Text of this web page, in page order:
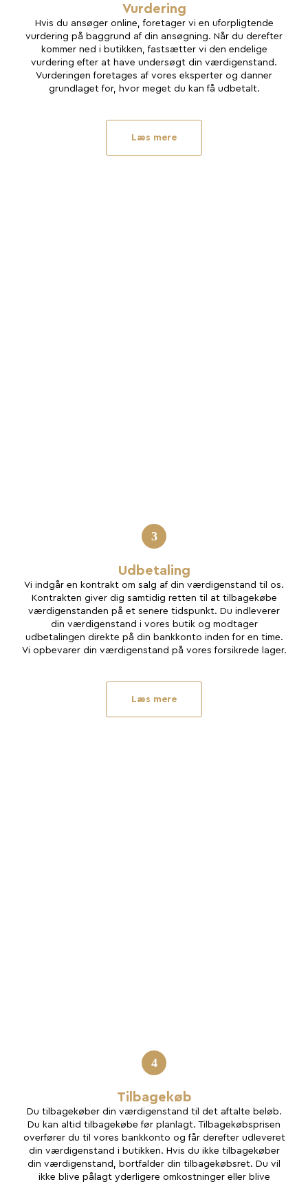
Vurdering
Hvis du ansøger online, foretager vi en uforpligtende
vurdering på baggrund af din ansøgning. Når du derefter
kommer ned i butikken, fastsætter vi den endelige
vurdering efter at have undersøgt din værdigenstand.
Vurderingen foretages af vores eksperter og danner
grundlaget for, hvor meget du kan få udbetalt.
Læs mere
3
Udbetaling
Vi indgår en kontrakt om salg af din værdigenstand til os.
Kontrakten giver dig samtidig retten til at tilbagekøbe
værdigenstanden på et senere tidspunkt. Du indleverer
din værdigenstand i vores butik og modtager
udbetalingen direkte på din bankkonto inden for en time.
Vi opbevarer din værdigenstand på vores forsikrede lager.
Læs mere
4
Tilbagekøb
Du tilbagekøber din værdigenstand til det aftalte beløb.
Du kan altid tilbagekøbe før planlagt. Tilbagekøbsprisen
overfører du til vores bankkonto og får derefter udleveret
din værdigenstand i butikken. Hvis du ikke tilbagekøber
din værdigenstand, bortfalder din tilbagekøbsret. Du vil
ikke blive pålagt yderligere omkostninger eller blive